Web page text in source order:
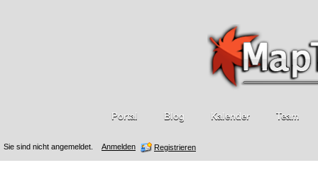
Sie sind nicht angemeldet. Anmelden Registrieren
Portal Blog Kalender Team